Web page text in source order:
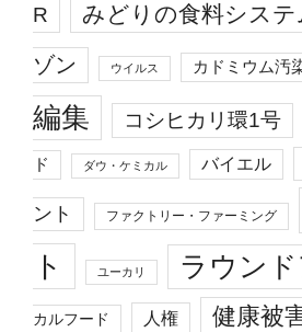
R
みどりの食料システ
ゾン ウイルス カドミウム汚
編集
コシヒカリ環1号
ド ダウ・ケミカル バイエル
ント ファクトリー・ファーミング
ト
ユーカリ ラウン
カルフード 人権 健康被